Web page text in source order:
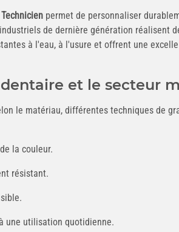
Technicien permet de personnaliser
de dernière génération réalisent
à l'eau, à l'usure et offrent une
et le secteur
le matériau, différentes techniques de
la couleur.
résistant.
une utilisation quotidienne.